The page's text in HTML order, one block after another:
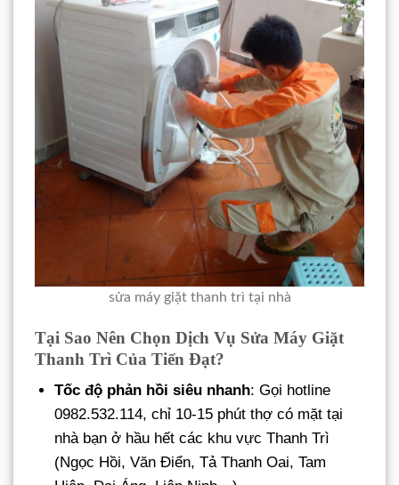
sửa máy giặt thanh trì tại nhà
Tại Sao Nên Chọn Dịch Vụ Sửa Máy Giặt
Thanh Trì Của Tiến Đạt?
Tốc độ phản hồi siêu nhanh: Gọi hotline
0982.532.114, chỉ 10-15 phút thợ có mặt tại
nhà bạn ở hầu hết các khu vực Thanh Trì
(Ngọc Hồi, Văn Điển, Tả Thanh Oai, Tam